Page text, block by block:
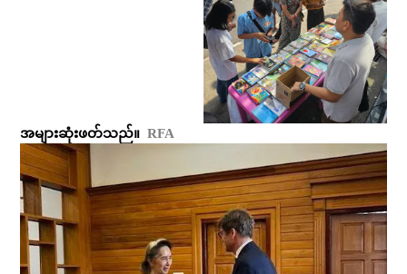
အများဆုံးဖတ်သည်။ RFA